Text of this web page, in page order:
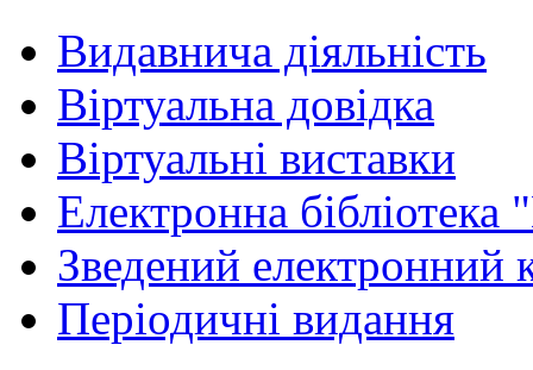
Видавнича діяльність
Віртуальна довідка
Віртуальні виставки
Електронна
Зведений електронний
Періодичні видання